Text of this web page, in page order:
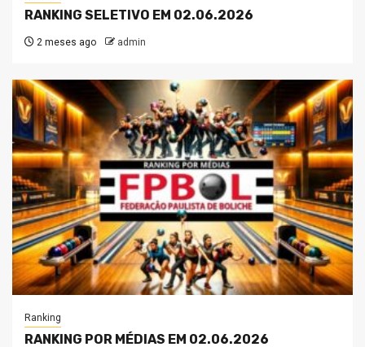
RANKING SELETIVO EM 02.06.2026
2 meses ago admin
Ranking
RANKING POR MÉDIAS EM 02.06.2026